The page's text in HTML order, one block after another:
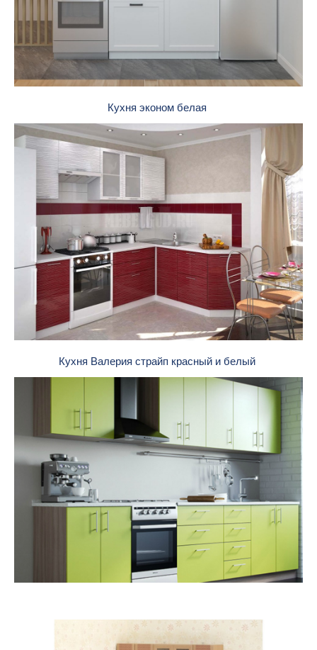
Кухня эконом белая
Кухня Валерия страйп красный и белый